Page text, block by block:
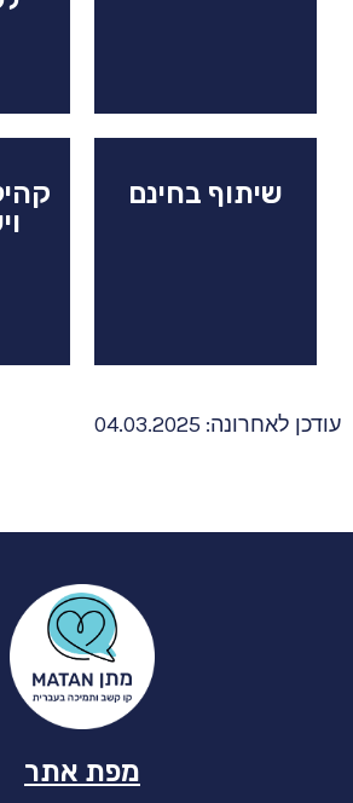
שיתוף בחינם
עודכן לאחרונה: 04.03.2025
מפת אתר